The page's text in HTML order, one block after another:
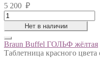
5 200 ₽
Braun
Buffel
Glanzcroko
quantity
Нет в наличии
Braun Buffel ГОЛЬФ жёлтая
Таблетница красного цвета